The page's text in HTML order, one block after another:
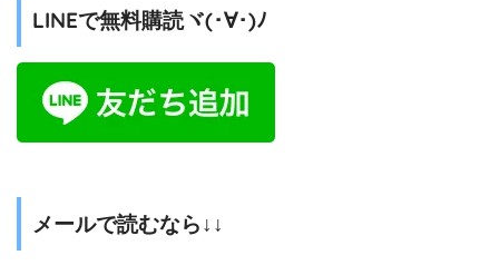
LINEで無料購読ヾ(･∀･)ﾉ
メールで読むなら↓↓